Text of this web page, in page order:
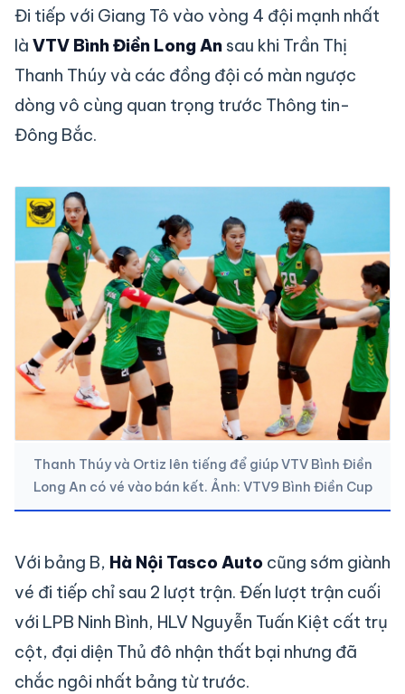
Đi tiếp với Giang Tô vào vòng 4 đội mạnh nhất
là VTV Bình Điền Long An sau khi Trần Thị
Thanh Thúy và các đồng đội có màn ngược
dòng vô cùng quan trọng trước Thông tin-
Đông Bắc.
Thanh Thúy và Ortiz lên tiếng để giúp VTV Bình Điền
Long An có vé vào bán kết. Ảnh: VTV9 Bình Điền Cup
Với bảng B, Hà Nội Tasco Auto cũng sớm giành
vé đi tiếp chỉ sau 2 lượt trận. Đến lượt trận cuối
với LPB Ninh Bình, HLV Nguyễn Tuấn Kiệt cất trụ
cột, đại diện Thủ đô nhận thất bại nhưng đã
chắc ngôi nhất bảng từ trước.